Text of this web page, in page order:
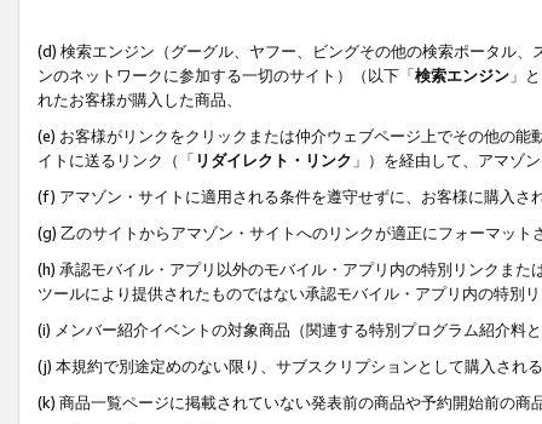
(d) 検索エンジン（グーグル、ヤフー、ビングその他の検索ポータル
ンのネットワークに参加する一切のサイト）（以下「検索エンジン 」
れたお客様が購入した商品、
(e) お客様がリンクをクリックまたは仲介ウェブページ上でその他の
イトに送るリンク（「 リダイレクト・リンク 」）を経由して、アマゾ
(f) アマゾン・サイトに適用される条件を遵守せずに、お客様に購入さ
(g) 乙のサイトからアマゾン・サイトへのリンクが適正にフォーマッ
(h) 承認モバイル・アプリ以外のモバイル・アプリ内の特別リンクま
ツールにより提供されたものではない承認モバイル・アプリ内の特別
(i) メンバー紹介イベントの対象商品（関連する特別プログラム紹介料
(j) 本規約で別途定めのない限り、サブスクリプションとして購入され
(k) 商品一覧ページに掲載されていない発表前の商品や予約開始前の商